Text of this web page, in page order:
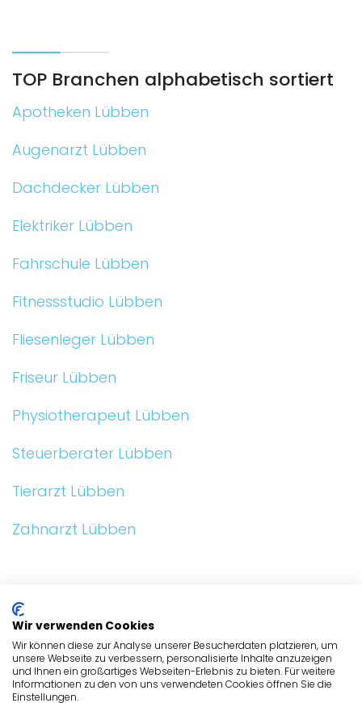
TOP Branchen alphabetisch sortiert
Apotheken Lübben
Augenarzt Lübben
Dachdecker Lübben
Elektriker Lübben
Fahrschule Lübben
Fitnessstudio Lübben
Fliesenleger Lübben
Friseur Lübben
Physiotherapeut Lübben
Steuerberater Lübben
Tierarzt Lübben
Zahnarzt Lübben
ALLGEMEIN
BRANCHEN
BRANCHEN
Wir verwenden Cookies
Wir können diese zur Analyse unserer Besucherdaten platzieren, um
unsere Webseite zu verbessern, personalisierte Inhalte anzuzeigen
und Ihnen ein großartiges Webseiten-Erlebnis zu bieten. Für weitere
Informationen zu den von uns verwendeten Cookies öffnen Sie die
Einstellungen.